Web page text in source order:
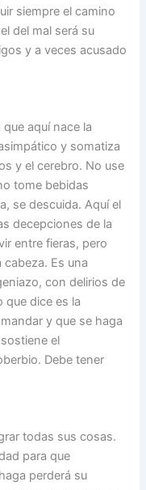
siempre el camino
del mal será su
y a veces acusado
aquí nace la
y somatiza
y el cerebro. No use
tome bebidas
se descuida. Aquí el
decepciones de la
entre fieras, pero
Es una
con delirios de
que dice es la
y que se haga
el
Debe tener
todas sus cosas.
para que
perderá su